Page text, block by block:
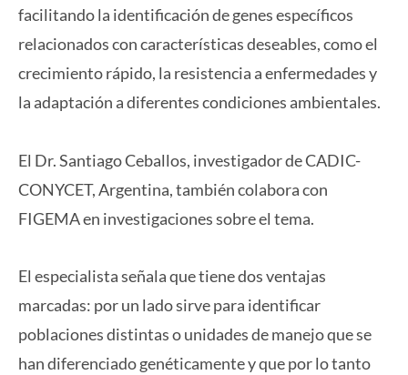
facilitando la identificación de genes específicos
relacionados con características deseables, como el
crecimiento rápido, la resistencia a enfermedades y
la adaptación a diferentes condiciones ambientales.
El Dr. Santiago Ceballos, investigador de CADIC-
CONYCET, Argentina, también colabora con
FIGEMA en investigaciones sobre el tema.
El especialista señala que tiene dos ventajas
marcadas: por un lado sirve para identificar
poblaciones distintas o unidades de manejo que se
han diferenciado genéticamente y que por lo tanto